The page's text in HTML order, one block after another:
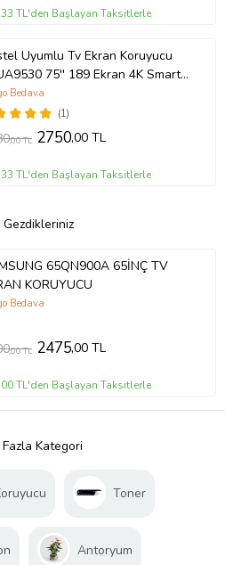
TL'den Başlayan Taksitlerle
Uyumlu Tv Ekran Koruyucu
75'' 189 Ekran 4K Smart
TV
(1)
Bedava
,00 TL 2750,00 TL
TL'den Başlayan Taksitlerle
Gezdikleriniz
65İNÇ TV
KORUYUCU
Bedava
,00 TL 2475,00 TL
TL'den Başlayan Taksitlerle
Kategori
Toner
Antoryum